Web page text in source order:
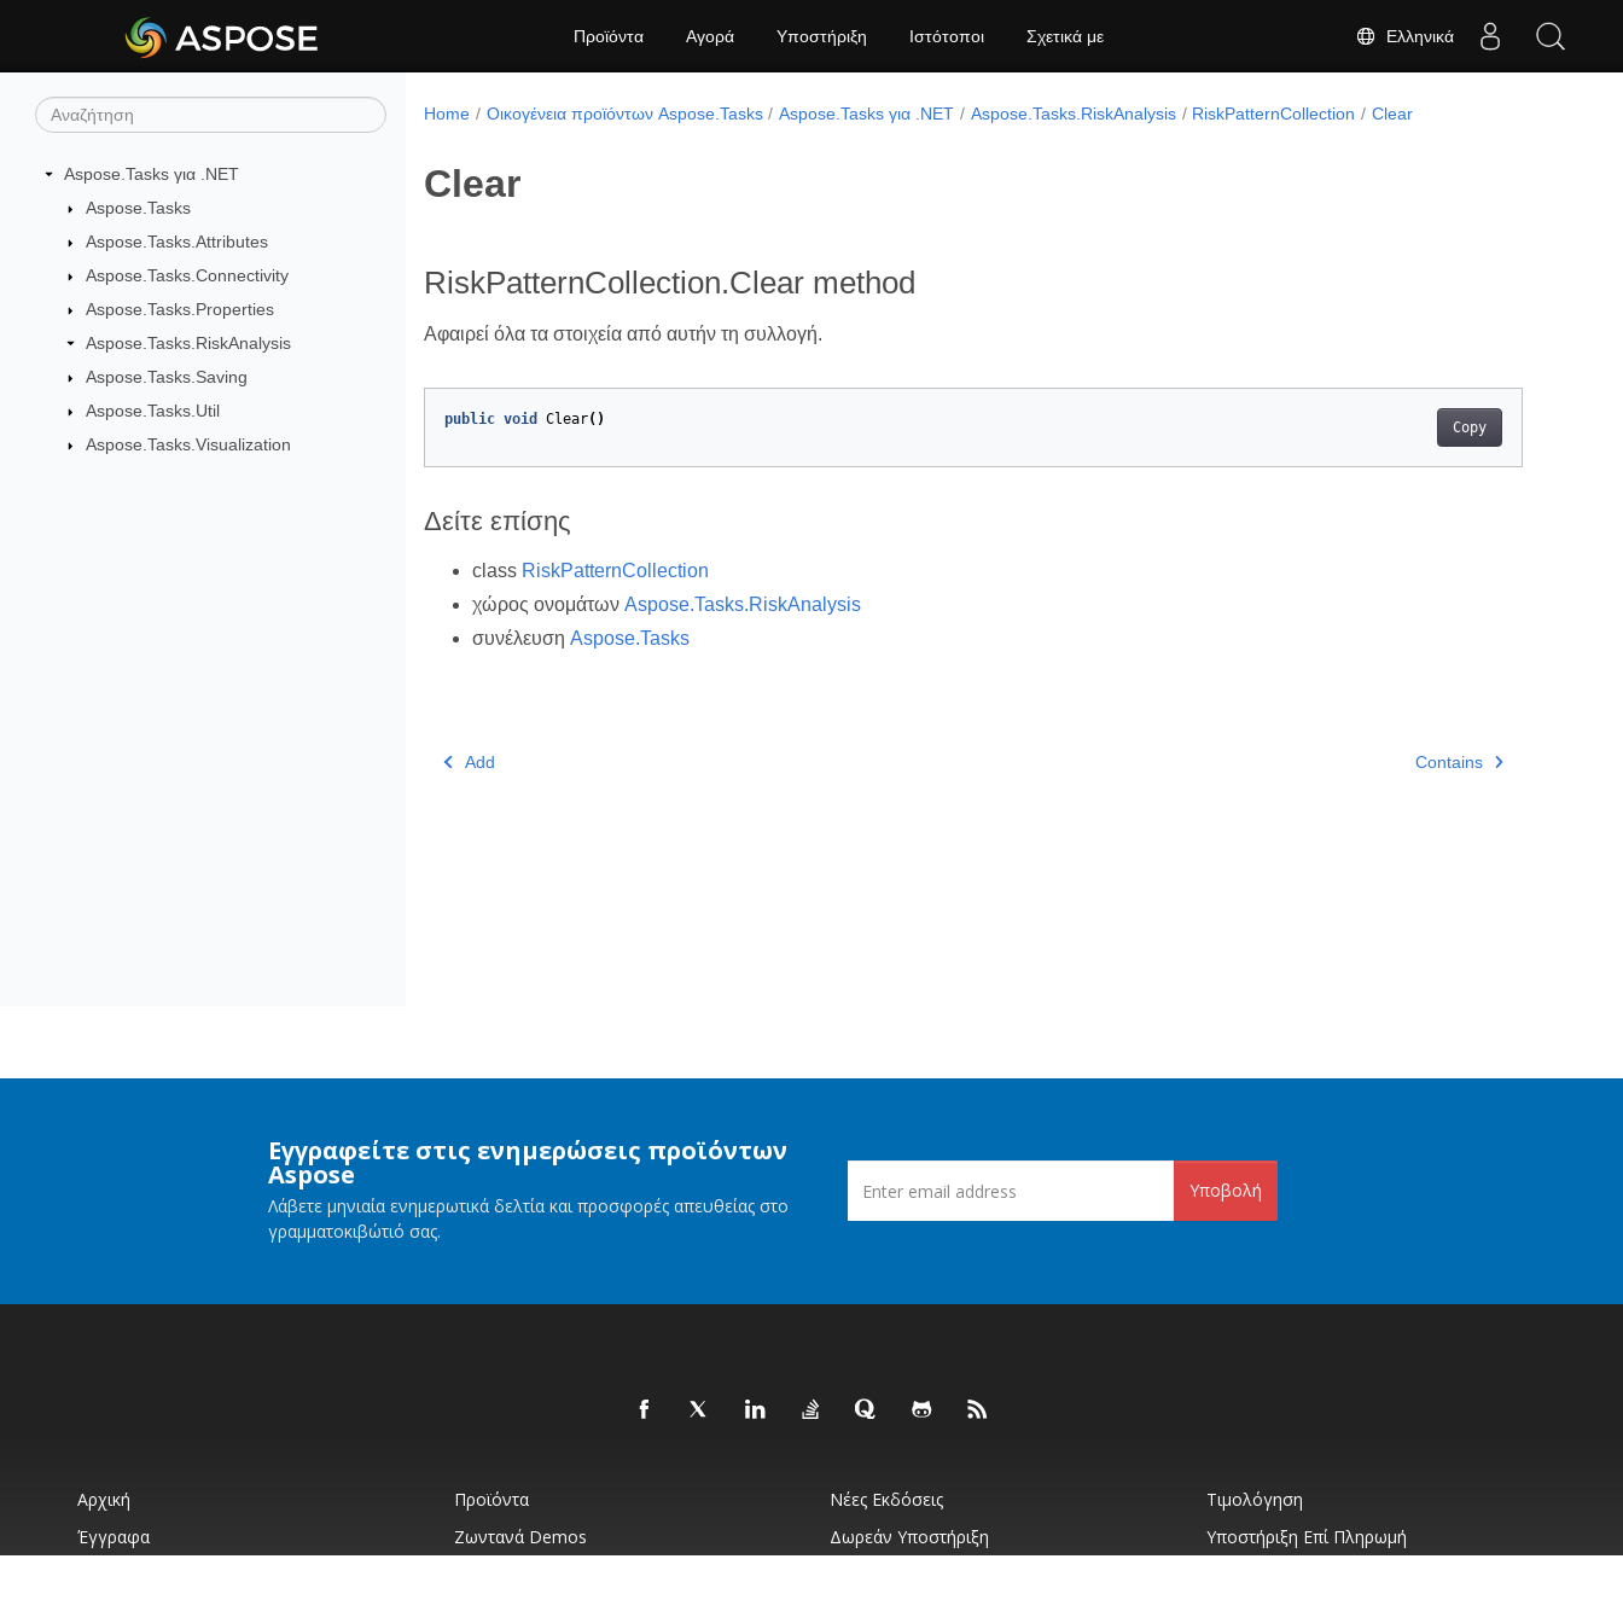
Ελληνικά
Προϊόντα Αγορά Υποστήριξη Ιστότοποι Σχετικά με
Aspose.Tasks για .NET
Aspose.Tasks
Aspose.Tasks.Attributes
Aspose.Tasks.Connectivity
Aspose.Tasks.Properties
Aspose.Tasks.RiskAnalysis
Aspose.Tasks.Saving
Aspose.Tasks.Util
Aspose.Tasks.Visualization
Home Οικογένεια προϊόντων Aspose.Tasks Aspose.Tasks για .NET Aspose.Tasks.RiskAnalysis RiskPatternCollection Clear
Clear
RiskPatternCollection.Clear method
Αφαιρεί όλα τα στοιχεία από αυτήν τη συλλογή.
Copy
public void Clear()
Δείτε επίσης
class RiskPatternCollection
χώρος ονομάτων Aspose.Tasks.RiskAnalysis
συνέλευση Aspose.Tasks
Add Contains
Εγγραφείτε στις ενημερώσεις προϊόντων
Aspose
Λάβετε μηνιαία ενημερωτικά δελτία και προσφορές απευθείας στο
γραμματοκιβώτιό σας.
Υποβολή
Αρχική Προϊόντα Νέες Εκδόσεις
Τιμολόγηση
Έγγραφα
Ζωντανά Demos Δωρεάν Υποστήριξη
Υποστήριξη Επί Πληρωμή